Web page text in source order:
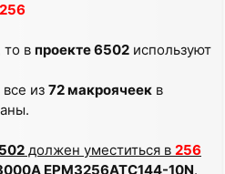
256
то в проекте 6502 используют
из 72 макроячеек в
должен уместиться в 256
EPM3256ATC144-10N.